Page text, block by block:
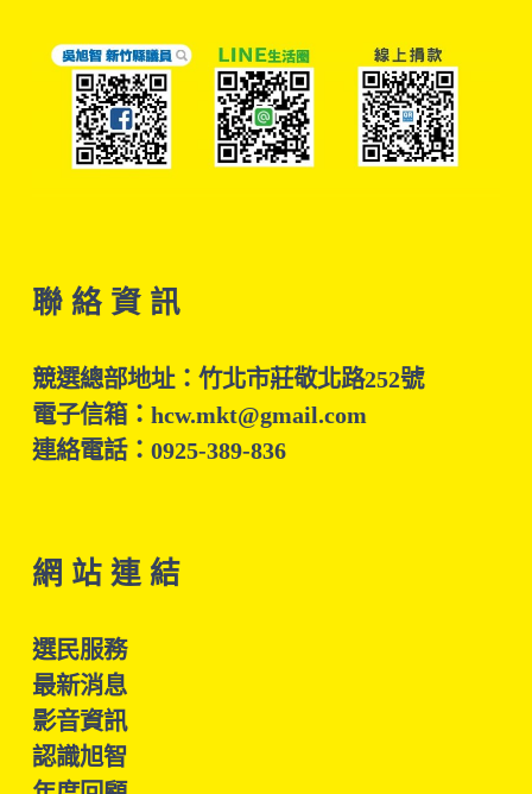
聯 絡 資 訊
競選總部地址：竹北市莊敬北路252號
電子信箱：hcw.mkt@gmail.com
連絡電話：0925-389-836
網 站 連 結
選民服務
最新消息
影音資訊
認識旭智